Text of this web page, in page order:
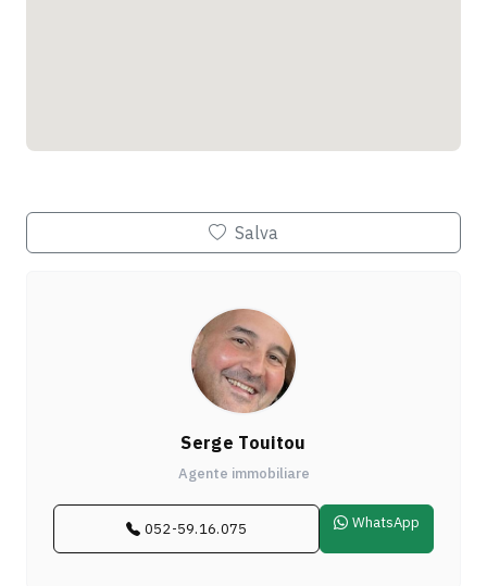
Salva
Serge Touitou
Agente immobiliare
052-59.16.075 WhatsApp